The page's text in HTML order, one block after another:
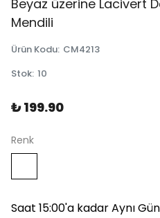
Beyaz üzerine Lacivert
Mendili
Ürün Kodu: CM4213
Stok: 10
₺ 199.90
Renk
Saat 15:00'a kadar Aynı